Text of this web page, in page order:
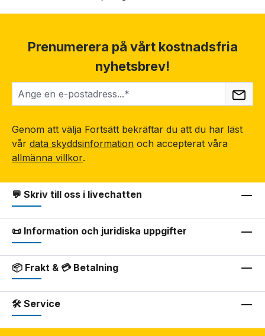
Prenumerera på vårt kostnadsfria
nyhetsbrev!
Genom att välja Fortsätt bekräftar du att du har läst
vår data skyddsinformation och accepterat våra
allmänna villkor.
💬 Skriv till oss i livechatten
📜 Information och juridiska uppgifter
📦 Frakt & 💳 Betalning
🛠 Service